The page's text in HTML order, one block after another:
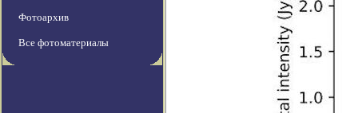
Фотоархив
Все фотоматериалы